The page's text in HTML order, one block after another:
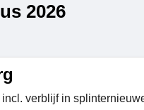
2026
verblijf in